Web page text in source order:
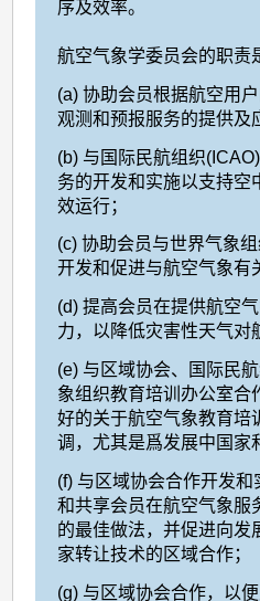
序及效率。
航空气象学委员会的职责
(a)协助会员根据航空用
观测和预报服务的提供及
(b) 与国际民航组织(ICAO)
务的开发和实施以支持空
效运行；
(c)协助会员与世界气象
开发和促进与航空气象有
(d)提高会员在提供航空
力，以降低灾害性天气对
(e) 与区域协会、国际民
象组织教育培训办公室合
好的关于航空气象教育培
调，尤其是爲发展中国家
(f) 与区域协会合作开发
和共享会员在航空气象服
的最佳做法，并促进向发
家转让技术的区域合作；
(g) 与区域协会合作，以